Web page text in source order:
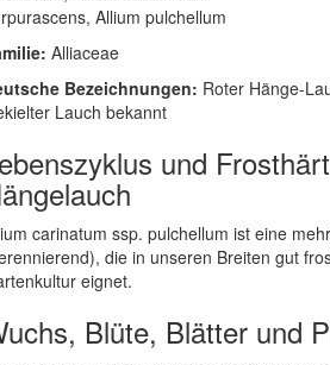
Allium pulchellum
Alliaceae
Bezeichnungen: Roter Hänge-
Lauch bekannt
und
carinatum ssp. pulchellum ist eine
die in unseren Breiten gut
eignet.
Blüte, Blätter und